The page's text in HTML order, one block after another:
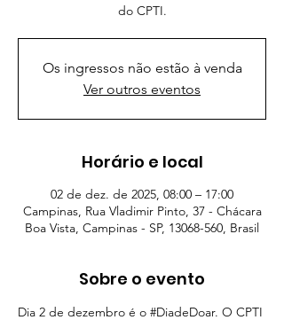
do CPTI.
Os ingressos não estão à venda
Ver outros eventos
Horário e local
02 de dez. de 2025, 08:00 – 17:00
Campinas, Rua Vladimir Pinto, 37 - Chácara
Boa Vista, Campinas - SP, 13068-560, Brasil
Sobre o evento
Dia 2 de dezembro é o #DiadeDoar. O CPTI